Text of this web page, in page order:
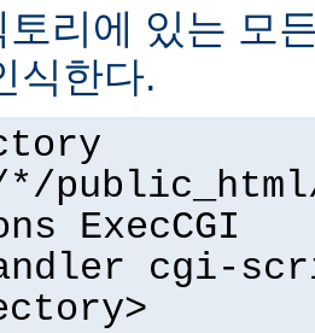
리에 있는 모
식한다.
*/
ExecCGI
cgi-